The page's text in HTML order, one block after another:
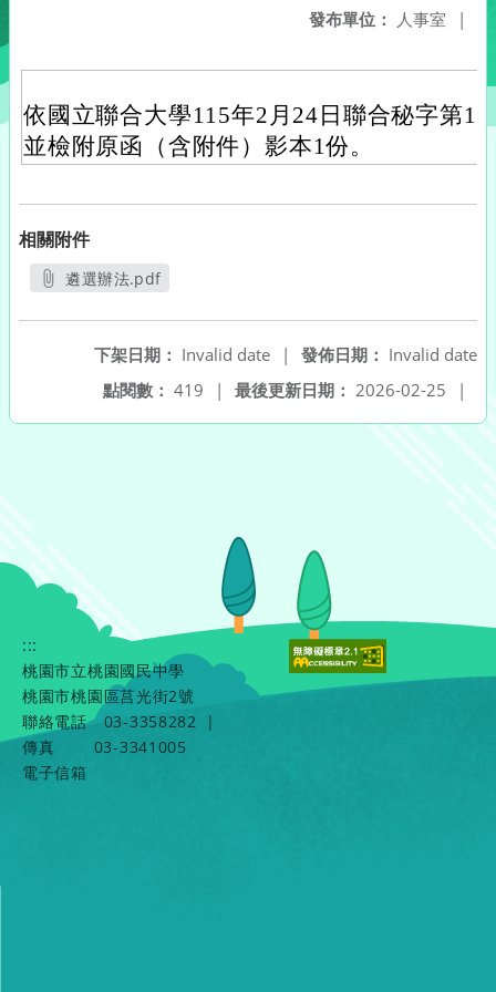
發布單位： 人事室 |
依國立聯合大學115年2月24日聯合秘字第
並檢附原函（含附件）影本1份。
相關附件
遴選辦法.pdf
發佈日期： Invalid date
下架日期： Invalid date
|
最後更新日期： 2026-02-25 |
點閱數： 419 |
:::
桃園市立桃園國民中學
桃園市桃園區莒光街2號
聯絡電話
03-3358282
|
傳真
03-3341005
電子信箱